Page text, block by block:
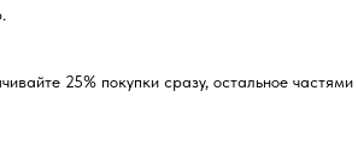
25% покупки сразу, остальное